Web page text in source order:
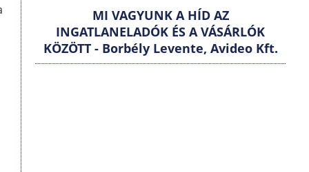
MI VAGYUNK A HÍD AZ
INGATLANELADÓK ÉS A VÁSÁRLÓK
KÖZÖTT - Borbély Levente, Avideo Kft.